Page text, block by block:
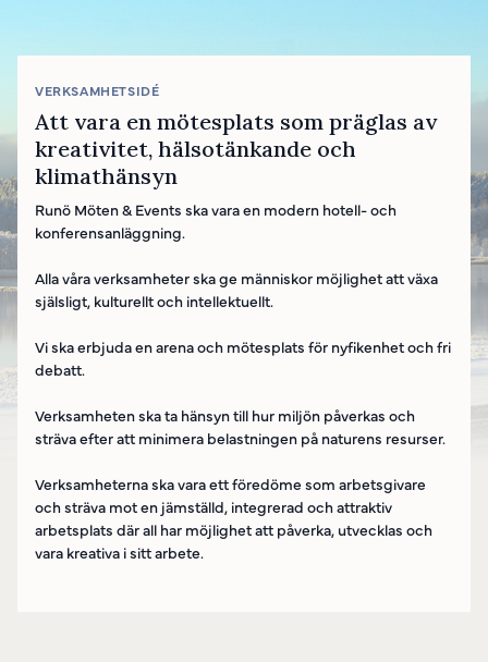
VERKSAMHETSIDÉ
Att vara en mötesplats som präglas av
kreativitet, hälsotänkande och
klimathänsyn
Runö Möten & Events ska vara en modern hotell- och
konferensanläggning.
Alla våra verksamheter ska ge människor möjlighet att växa
själsligt, kulturellt och intellektuellt.
Vi ska erbjuda en arena och mötesplats för nyfikenhet och fri
debatt.
Verksamheten ska ta hänsyn till hur miljön påverkas och
sträva efter att minimera belastningen på naturens resurser.
Verksamheterna ska vara ett föredöme som arbetsgivare
och sträva mot en jämställd, integrerad och attraktiv
arbetsplats där all har möjlighet att påverka, utvecklas och
vara kreativa i sitt arbete.